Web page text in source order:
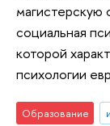
магистерскую
социальная
которой
психологии
Образование